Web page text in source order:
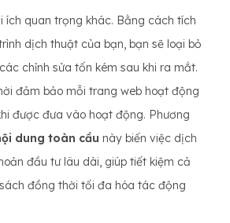
ích quan trọng khác. Bằng cách tích
dịch thuật của bạn, bạn sẽ loại bỏ
chỉnh sửa tốn kém sau khi ra mắt.
đảm bảo mỗi trang web hoạt động
được đưa vào hoạt động. Phương
dung toàn cầu này biến việc dịch
đầu tư lâu dài, giúp tiết kiệm cả
đồng thời tối đa hóa tác động